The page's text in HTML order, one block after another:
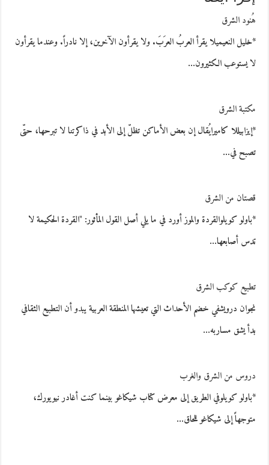
هُنود الشرق
*خليل النعيميلا يقرأ العربُ العرَبَ. ولا يقرأون الآخرين، إلا نادراً. وعندما يقرأون
لا يستوعب الكثيرون…
مكتبة الشرق
*إيزابيللا كاميرايُقال إن بعض الأماكن تظلّ إلى الأبد في ذاكرتنا لا تبرحها، حتّى
تصبح في…
قصتان من الشرق
*باولو كويلوالقردة والموز أورد في ما يلي أصل القول المأثور: "القردة الحكيمة لا
تدس أصابعها…
تطبيع كوكب الشرق
نجوان درويشفي خضم الأحداث التي تعيشها المنطقة العربية يبدو أن التطبيع الثقافي
بدأ يشق مساربه…
دروس من الشرق والغرب
*باولو كويلوفي الطريق إلى معرض كتاب شيكاغو بينما كنت أغادر نيويورك،
متوجهاً إلى شيكاغو للحاق…